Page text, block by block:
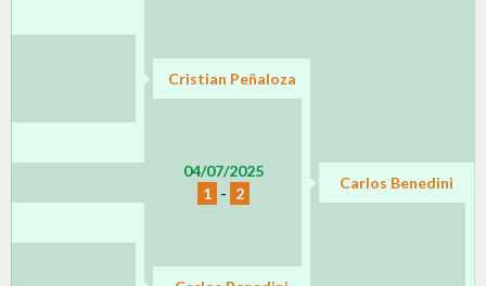
Cristian Peñaloza
04/07/2025
1 - 2
Carlos Benedini